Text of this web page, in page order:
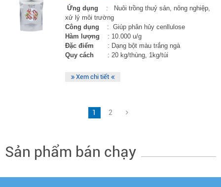
Ứng dụng : Nuôi trồng thuỷ sản, nông nghiệp,
xử lý môi trường
Công dụng : Giúp phân hủy cenllulose
Hàm lượng : 10.000 u/g
Đặc điểm
: Dạng bột màu trắng ngà
Quy cách : 20 kg/thùng, 1kg/túi
Xem chi tiết
1 2
Sản phẩm bán chạy